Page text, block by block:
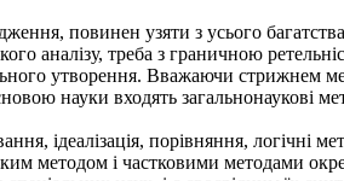
повинен узяти з усього
аналізу, треба з граничною
утворення. Вважаючи стрижнем
науки входять загальнонаукові
ідеалізація, порівняння,
методом і частковими методами